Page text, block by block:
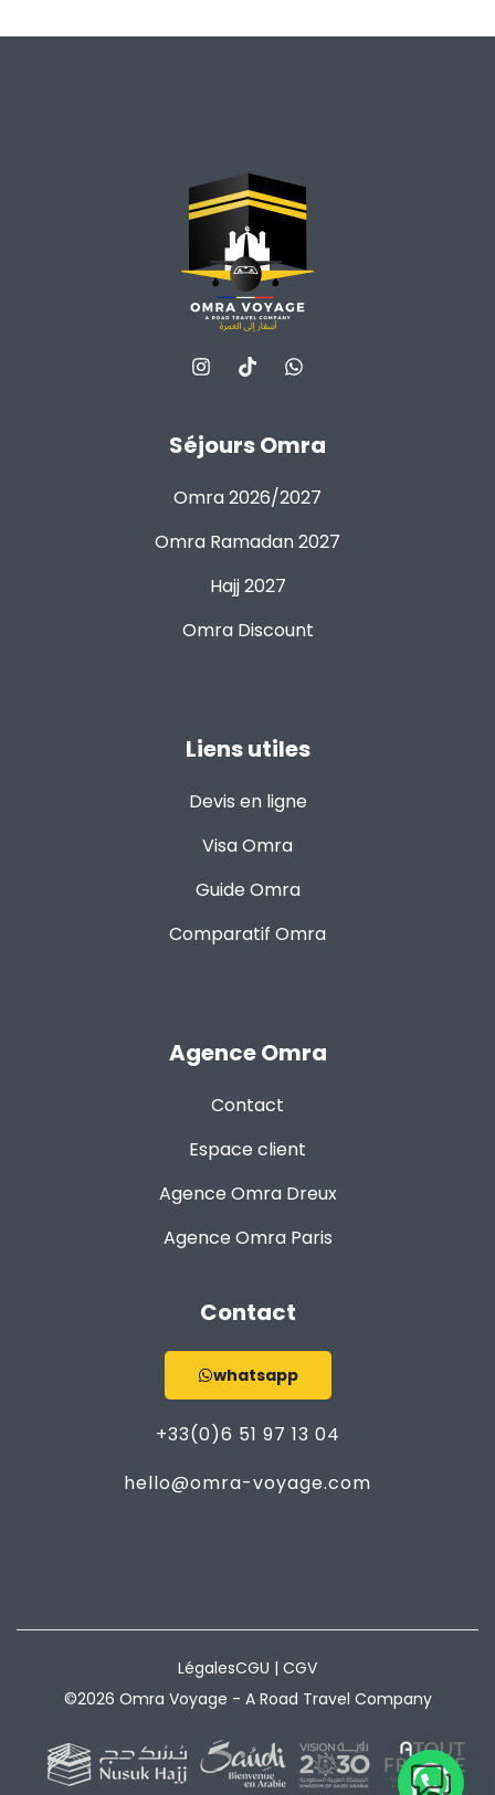
Séjours Omra
Omra 2026/2027
Omra Ramadan 2027
Hajj 2027
Omra Discount
Liens utiles
Devis en ligne
Visa Omra
Guide Omra
Comparatif Omra
Agence Omra
Contact
Espace client
Agence Omra Dreux
Agence Omra Paris
Contact
whatsapp
+33(0)6 51 97 13 04
hello@omra-voyage.com
LégalesCGU | CGV
©2026 Omra Voyage - A Road Travel Company